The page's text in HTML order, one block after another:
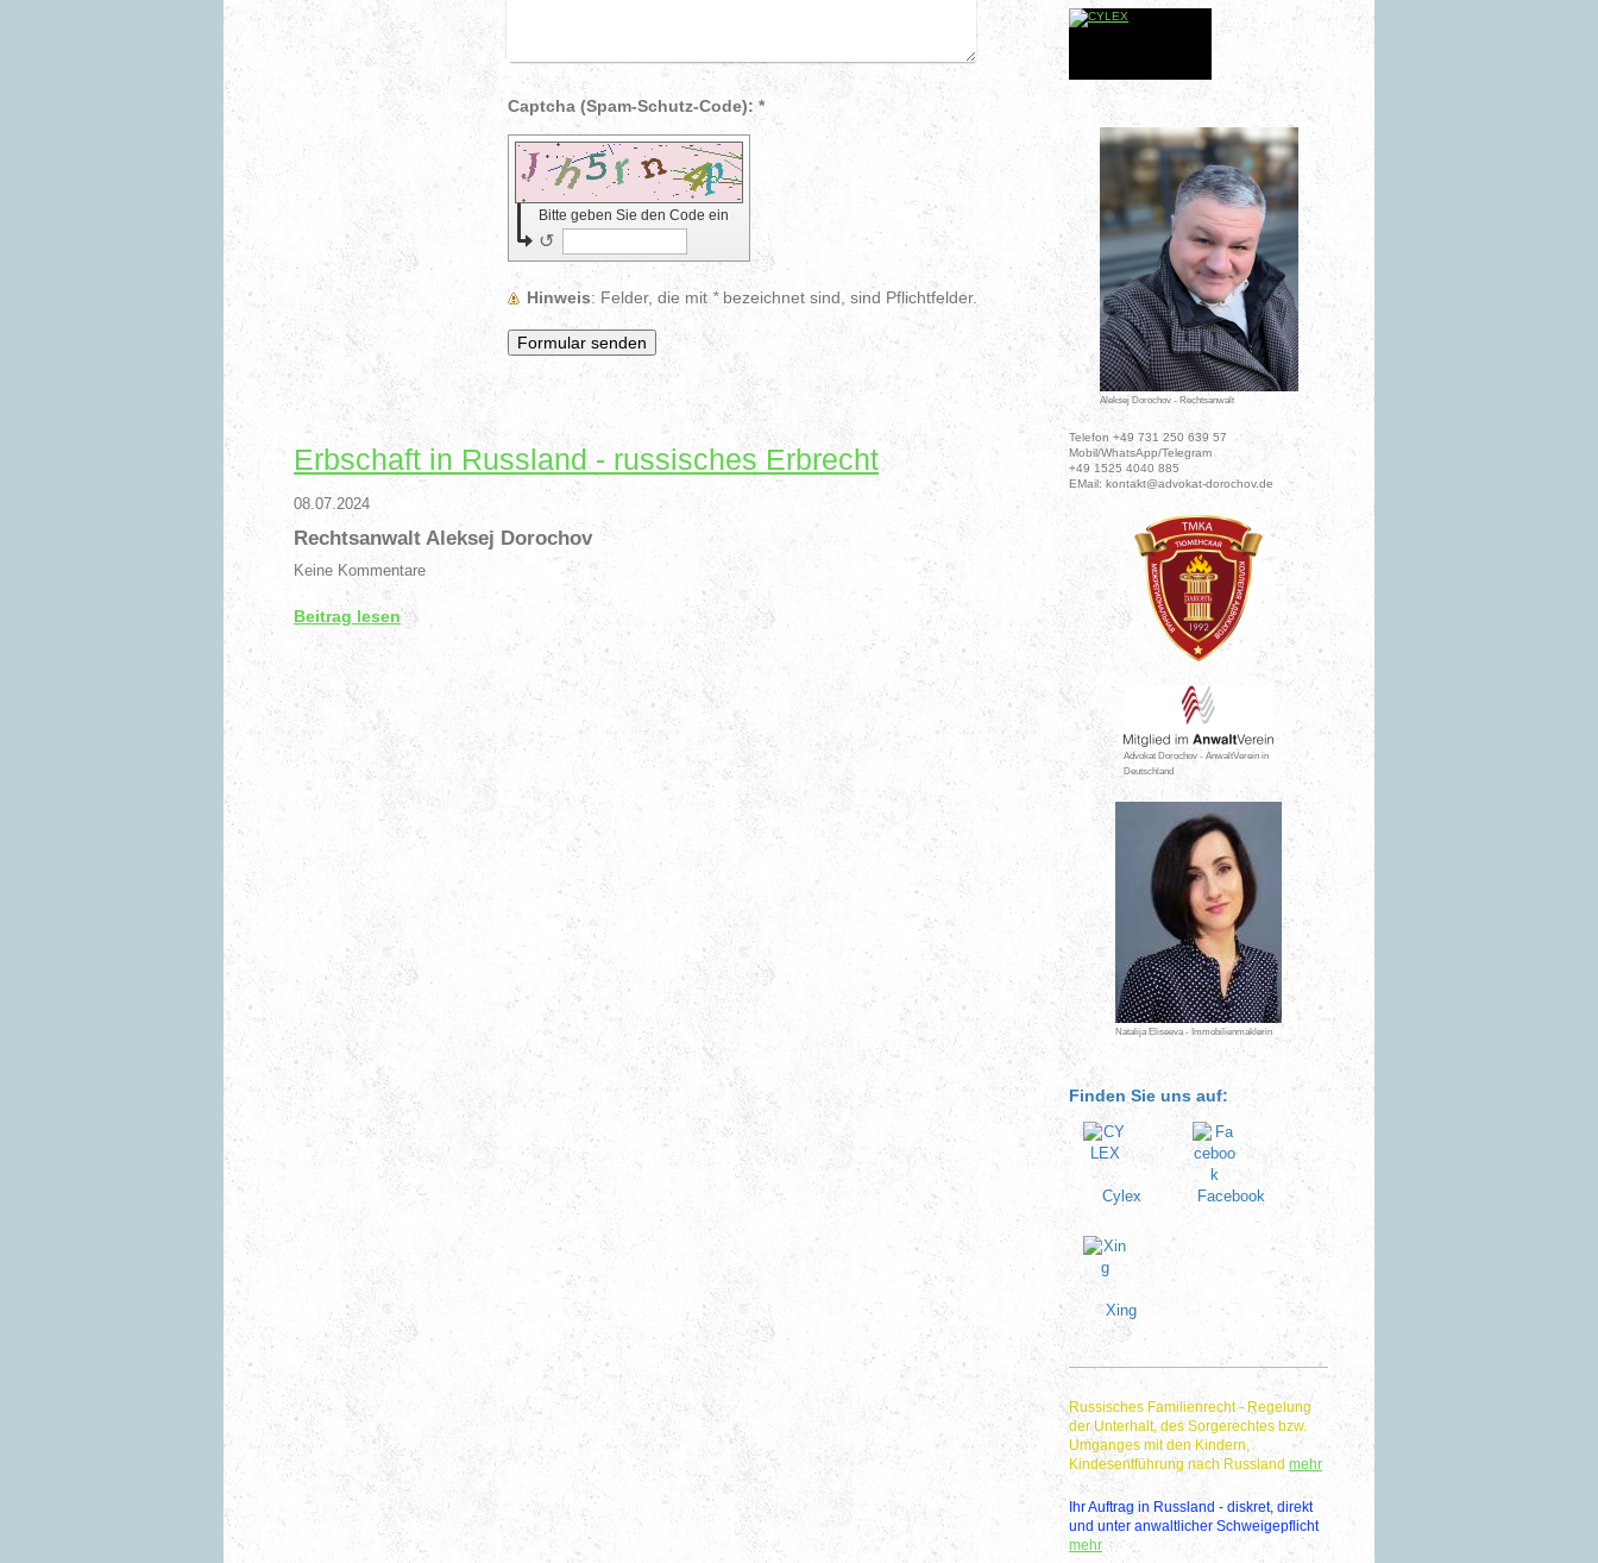
Captcha (Spam-Schutz-Code): *
Bitte geben Sie den Code ein
↺
Hinweis : Felder, die mit *bezeichnet sind, sind Pflichtfelder.
Erbschaft in Russland - russisches Erbrecht
08.07.2024
Rechtsanwalt Aleksej Dorochov
Keine Kommentare
Beitrag lesen
Aleksej Dorochov - Rechtsanwalt
Telefon +49 731 250 639 57
Mobil/WhatsApp/Telegram
+49 1525 4040 885
EMail: kontakt@advokat-dorochov.de
Advokat Dorochov - AnwaltVerein in
Deutschland
Natalija Eliseeva - Immobilienmaklerin
Finden Sie uns auf:
Cylex Facebook
Xing
Russisches Familienrecht - Regelung
der Unterhalt, des Sorgerechtes bzw.
Umganges mit den Kindern,
Kindesentführung nach Russland mehr
Ihr Auftrag in Russland - diskret, direkt
und unter anwaltlicher Schweigepflicht
mehr